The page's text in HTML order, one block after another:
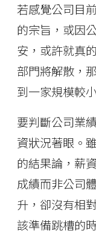
若感覺公司目
的宗旨，或因
安，或許就真
部門將解散，
到一家規模較
要判斷公司業
資狀況著眼。
的結果論，薪
成績而非公司
升，卻沒有相
該準備跳槽的